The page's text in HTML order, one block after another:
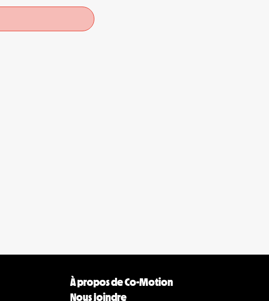
À propos de Co-Motion
Nous joindre